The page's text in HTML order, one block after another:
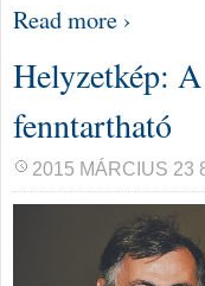
Read more ›
Helyzetkép: A
fenntartható
2015 MÁRCIUS 23